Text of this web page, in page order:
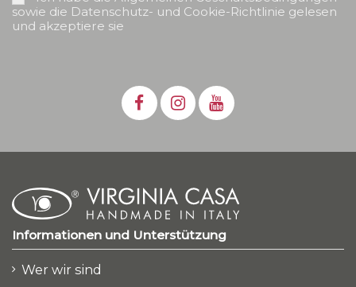
sowie die Datenschutz- und Cookie-Richtlinie gelesen
und akzeptiere sie
Informationen und Unterstützung
Wer wir sind